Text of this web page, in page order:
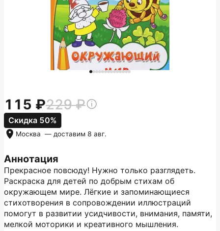
Аннотация
Прекрасное повсюду! Нужно только разглядеть.
Раскраска для детей по добрым стихам об
окружающем мире. Лёгкие и запоминающиеся
стихотворения в сопровождении иллюстраций
помогут в развитии усидчивости, внимания, памяти,
мелкой моторики и креативного мышления.
115 229
Скидка 50%
Москва — доставим 8 авг.